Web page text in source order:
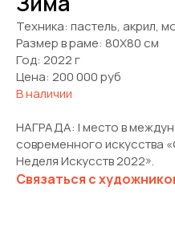
Техника: пастель, акрил,
Размер в раме: 80Х80 см
Год: 2022 г
Цена: 200 000 руб
В наличии
НАГРАДА: I место в
современного искусства
Неделя Искусств 2022».
Связаться с